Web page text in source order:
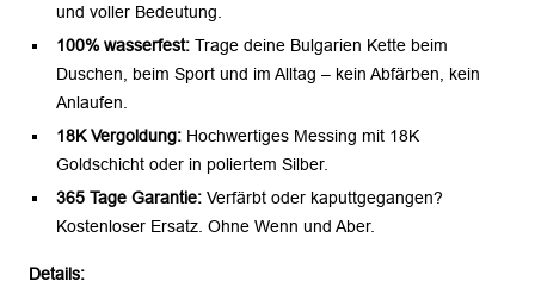
und voller Bedeutung.
100% wasserfest:Trage deine Bulgarien Kette beim
Duschen, beim Sport und im Alltag – kein Abfärben, kein
Anlaufen.
18K Vergoldung:Hochwertiges Messing mit 18K
Goldschicht oder in poliertem Silber.
365 Tage Garantie:Verfärbt oder kaputtgegangen?
Kostenloser Ersatz. Ohne Wenn und Aber.
Details: